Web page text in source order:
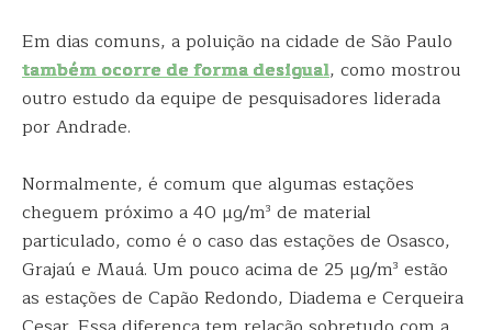
Em dias comuns, a poluição na cidade de São Paulo
também ocorre de forma desigual, como mostrou
outro estudo da equipe de pesquisadores liderada
por Andrade.
Normalmente, é comum que algumas estações
cheguem próximo a 40 µg/m³ de material
particulado, como é o caso das estações de Osasco,
Grajaú e Mauá. Um pouco acima de 25 µg/m³ estão
as estações de Capão Redondo, Diadema e Cerqueira